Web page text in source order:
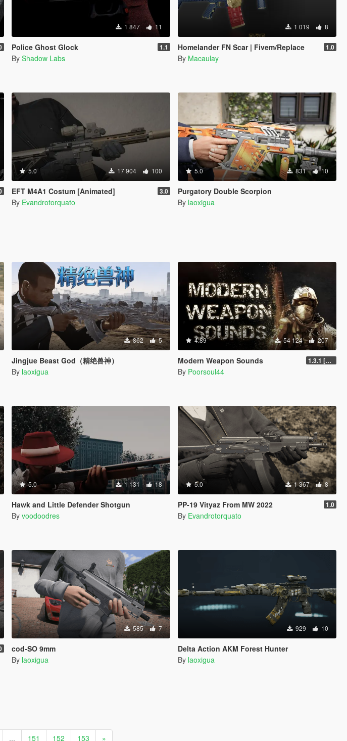
1 847 11
Police Ghost Glock 1.1
By Shadow Labs
1 019 8
Homelander FN Scar | Fivem/Replace 1.0
By Macaulay
5.0 17 904 100
EFT M4A1 Costum [Animated] 3.0
By Evandrotorquato
5.0 831 10
Purgatory Double Scorpion
By laoxigua
862 5
Jingjue Beast God（精绝兽神）
By laoxigua
4.89 54 124 207
Modern Weapon Sounds 1.3.1 [LEGACY]
By Poorsoul44
5.0 1 131 18
Hawk and Little Defender Shotgun
By voodoodres
5.0 1 367 8
PP-19 Vityaz From MW 2022 1.0
By Evandrotorquato
585 7
cod-SO 9mm
By laoxigua
929 10
Delta Action AKM Forest Hunter
By laoxigua
... 151 152 153 »